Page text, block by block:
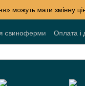
можуть мати змінну
свиноферми Оплата і
знижки Акції